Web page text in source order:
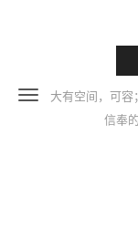
大有空间，可容
信奉